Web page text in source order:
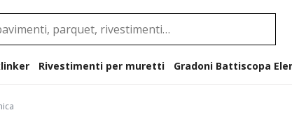
Rivestimenti per muretti Gradoni